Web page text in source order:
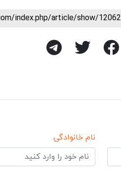
index.php/article/show/12062
نام خانوادگی